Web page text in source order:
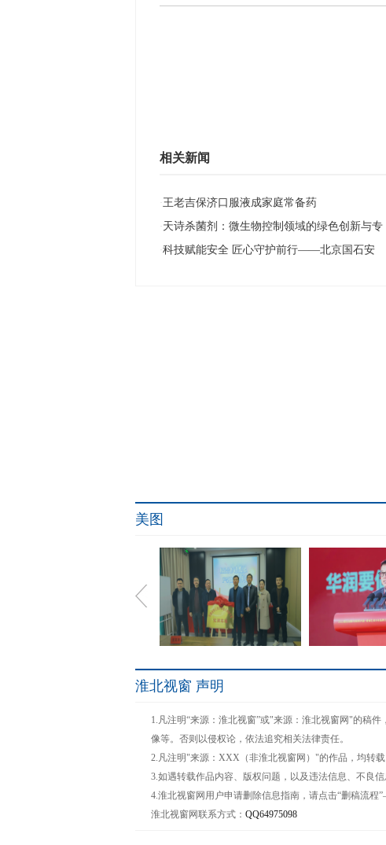
相关新闻
·王老吉保济口服液成家庭常备药
·天诗杀菌剂：微生物控制领域的绿色创新与专
·科技赋能安全 匠心守护前行——北京国石安
美图
谱新篇
正
共筑未来人居.;启航千亿生
淮北视窗 声明
1.凡注明“来源：淮北视窗”或"来源：淮北视窗网"的稿
像等。否则以侵权论，依法追究相关法律责任。
2.凡注明"来源：XXX（非淮北视窗网）"的作品，均转
3.如遇转载作品内容、版权问题，以及违法信息、不良信
4.淮北视窗网用户申请删除信息指南，请点击“删稿流
淮北视窗网联系方式： QQ64975098